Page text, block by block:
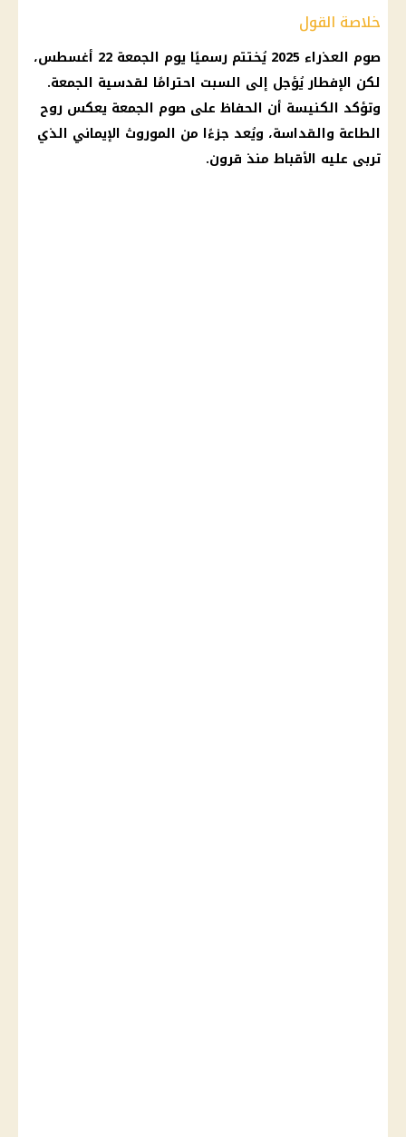
خلاصة القول
صوم العذراء 2025
يُختتم رسميًا يوم الجمعة 22 أغسطس،
لكن الإفطار يُؤجل إلى السبت احترامًا لقدسية الجمعة.
وتؤكد الكنيسة أن الحفاظ على صوم الجمعة يعكس روح
الطاعة والقداسة، ويُعد جزءًا من الموروث الإيماني الذي
تربى عليه الأقباط منذ قرون.